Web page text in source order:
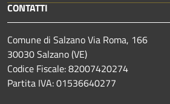
CONTATTI
Comune di Salzano Via Roma, 166
30030 Salzano (VE)
Codice Fiscale: 82007420274
Partita IVA: 01536640277